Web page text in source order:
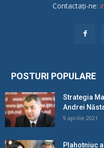
Contactați-ne:
POSTURI POPULARE
Strategia
Andrei
9 aprilie 2021
Plahotniuc